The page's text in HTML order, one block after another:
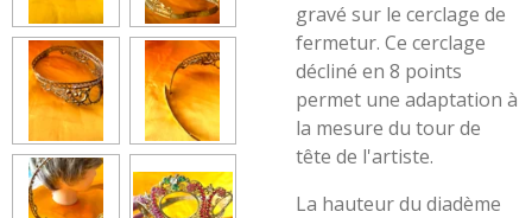
gravé sur le cerclage de
fermetur. Ce cerclage
décliné en 8 points
permet une adaptation à
la mesure du tour de
tête de l'artiste.
La hauteur du diadème